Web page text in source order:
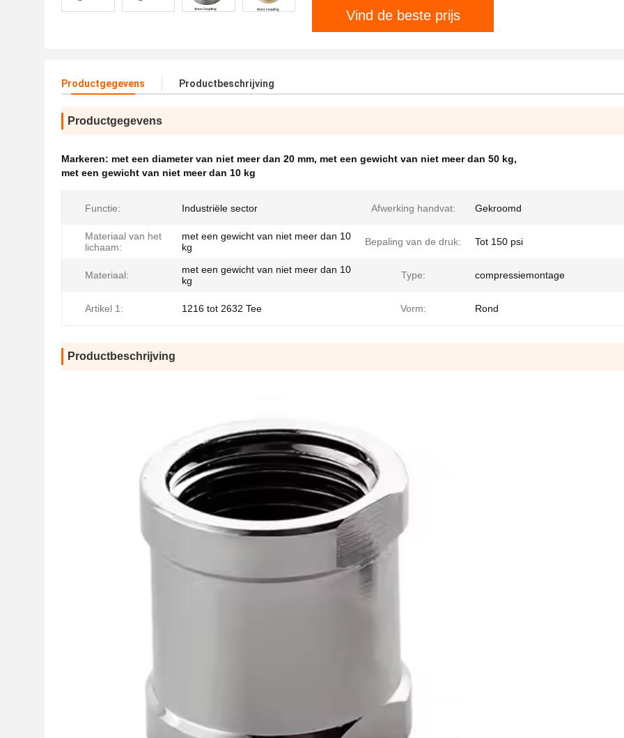
Vind de beste prijs
Productgegevens Productbeschrijving
Productgegevens
Markeren: met een diameter van niet meer dan 20 mm, met een gewicht van niet meer dan 50 kg,
met een gewicht van niet meer dan 10 kg
Functie: Industriële sector Afwerking handvat: Gekroomd
Materiaal van het
lichaam:
met een gewicht van niet meer dan 10
kg
Bepaling van de druk: Tot 150 psi
Materiaal:
met een gewicht van niet meer dan 10
kg
Type: compressiemontage
Artikel 1: 1216 tot 2632 Tee Vorm: Rond
Productbeschrijving